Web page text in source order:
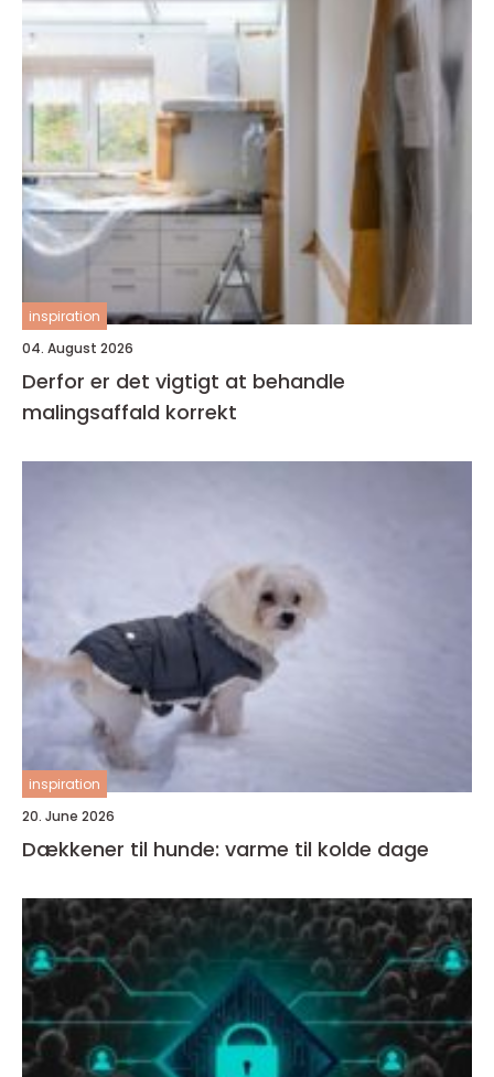
inspiration
04. August 2026
Derfor er det vigtigt at behandle
malingsaffald korrekt
inspiration
20. June 2026
Dækkener til hunde: varme til kolde dage